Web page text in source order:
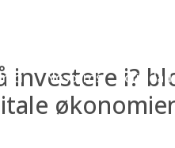
Nosotros
investere i?